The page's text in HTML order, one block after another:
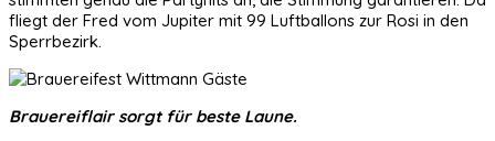
fliegt der Fred vom Jupiter mit 99 Luftballons zur Rosi in den
Sperrbezirk.
Brauereiflair sorgt für beste Laune.